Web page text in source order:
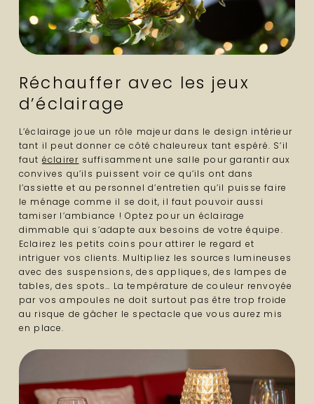
Réchauffer avec les jeux
d’éclairage
L’éclairage joue un rôle majeur dans le design intérieur
tant il peut donner ce côté chaleureux tant espéré. S’il
faut éclairer suffisamment une salle pour garantir aux
convives qu’ils puissent voir ce qu’ils ont dans
l’assiette et au personnel d’entretien qu’il puisse faire
le ménage comme il se doit, il faut pouvoir aussi
tamiser l’ambiance ! Optez pour un éclairage
dimmable qui s’adapte aux besoins de votre équipe.
Eclairez les petits coins pour attirer le regard et
intriguer vos clients. Multipliez les sources lumineuses
avec des suspensions, des appliques, des lampes de
tables, des spots… La température de couleur renvoyée
par vos ampoules ne doit surtout pas être trop froide
au risque de gâcher le spectacle que vous aurez mis
en place.